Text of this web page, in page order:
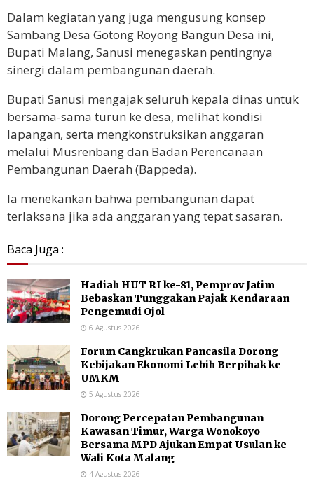
Dalam kegiatan yang juga mengusung konsep
Sambang Desa Gotong Royong Bangun Desa ini,
Bupati Malang, Sanusi menegaskan pentingnya
sinergi dalam pembangunan daerah.
Bupati Sanusi mengajak seluruh kepala dinas untuk
bersama-sama turun ke desa, melihat kondisi
lapangan, serta mengkonstruksikan anggaran
melalui Musrenbang dan Badan Perencanaan
Pembangunan Daerah (Bappeda).
Ia menekankan bahwa pembangunan dapat
terlaksana jika ada anggaran yang tepat sasaran.
Baca Juga :
Hadiah HUT RI ke-81, Pemprov Jatim
Bebaskan Tunggakan Pajak Kendaraan
Pengemudi Ojol
6 Agustus 2026
Forum Cangkrukan Pancasila Dorong
Kebijakan Ekonomi Lebih Berpihak ke
UMKM
5 Agustus 2026
Dorong Percepatan Pembangunan
Kawasan Timur, Warga Wonokoyo
Bersama MPD Ajukan Empat Usulan ke
Wali Kota Malang
4 Agustus 2026